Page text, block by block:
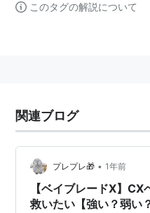
このタグの解説について
関連ブログ
プレプレ🎁 • 1年前
【ベイブレードX】
救いたい【強い？弱い？